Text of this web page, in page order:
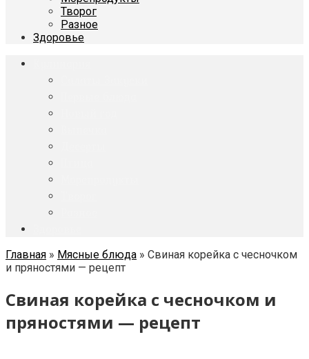
Творог
Разное
Здоровье
Главная » Мясные блюда » Свиная корейка с чесночком
и пряностями — рецепт
Свиная корейка с чесночком и
пряностями — рецепт